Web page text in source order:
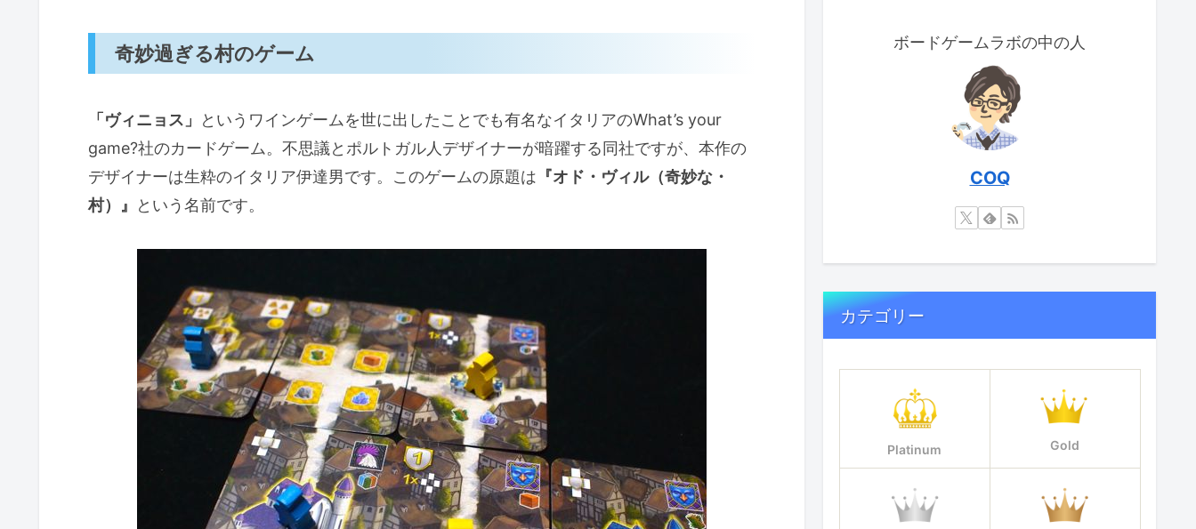
奇妙過ぎる村のゲーム
「ヴィニョス」
というワインゲームを世に出したことでも有名なイタリアのWhat’s your
game?社のカードゲーム。不思議とポルトガル人デザイナーが暗躍する同社ですが、本作の
デザイナーは生粋のイタリア伊達男です。このゲームの原題は 『オド・ヴィル（奇妙な・
村）』
という名前です。
ボードゲームラボの中の人
COQ
カテゴリー
Platinum Gold